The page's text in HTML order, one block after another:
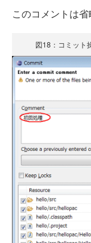
このコメントは省
図18：コミット